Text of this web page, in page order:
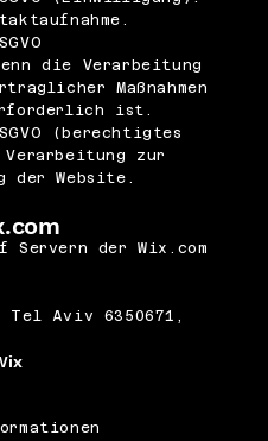
die Verarbeitung
Maßnahmen
ist.
(berechtigtes
zur
der Website.
Servern der Wix.com
Aviv 6350671,